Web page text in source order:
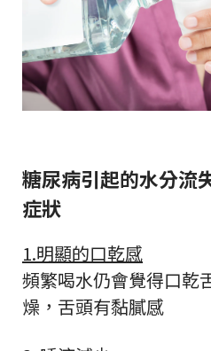
糖尿病引起的水分流
症狀
1.明顯的口乾感
頻繁喝水仍會覺得口乾
燥，舌頭有黏膩感